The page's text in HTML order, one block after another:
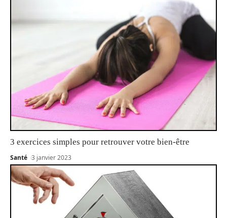
3 exercices simples pour retrouver votre bien-être
Santé 3 janvier 2023